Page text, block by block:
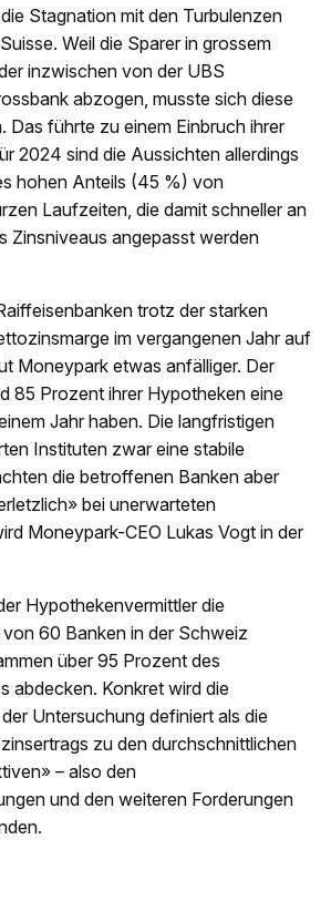
Stagnation mit den Turbulenzen
Weil die Sparer in grossem
inzwischen von der UBS
abzogen, musste sich diese
Das führte zu einem Einbruch ihrer
2024 sind die Aussichten allerdings
hohen Anteils (45 %) von
Laufzeiten, die damit schneller an
Zinsniveaus angepasst werden
trotz der starken
im vergangenen Jahr auf
Moneypark etwas anfälliger. Der
85 Prozent ihrer Hypotheken eine
Jahr haben. Die langfristigen
Instituten zwar eine stabile
die betroffenen Banken aber
bei unerwarteten
Moneypark-CEO Lukas Vogt in der
Hypothekenvermittler die
60 Banken in der Schweiz
über 95 Prozent des
abdecken. Konkret wird die
Untersuchung definiert als die
zu den durchschnittlichen
– also den
und den weiteren Forderungen